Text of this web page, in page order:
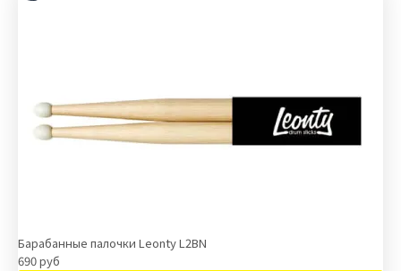
Барабанные палочки Leonty L2BN
690 руб